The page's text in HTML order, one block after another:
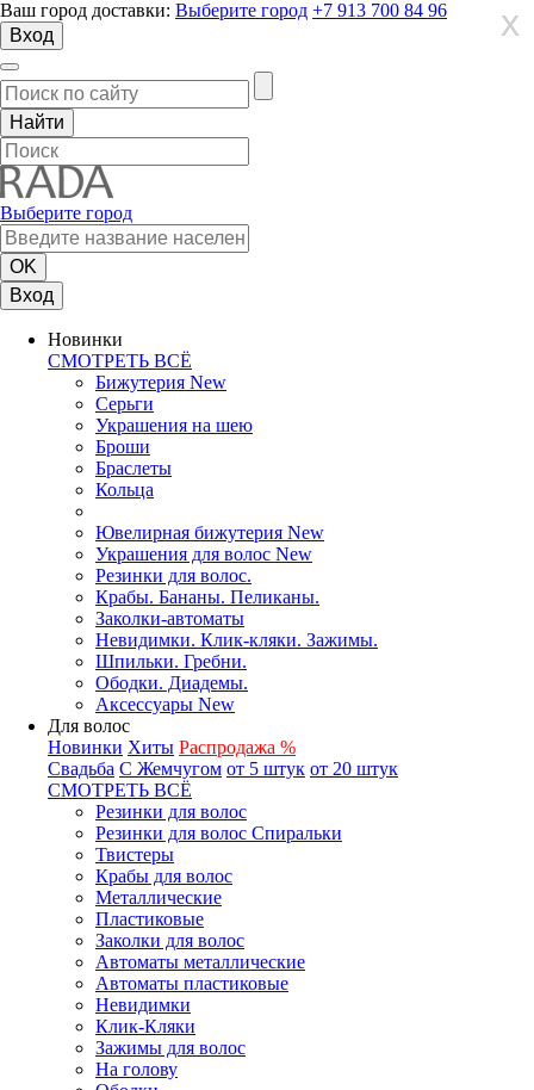
Ваш город доставки: Выберите город +7 913 700 84 96
Вход
Выберите город
Вход
Новинки
СМОТРЕТЬ ВСЁ
Бижутерия New
Серьги
Украшения на шею
Броши
Браслеты
Кольца
Ювелирная бижутерия New
Украшения для волос New
Резинки для волос.
Крабы. Бананы. Пеликаны.
Заколки-автоматы
Невидимки. Клик-кляки. Зажимы.
Шпильки. Гребни.
Ободки. Диадемы.
Аксессуары New
Для волос
Новинки Хиты Распродажа %
Свадьба С Жемчугом от 5 штук от 20 штук
СМОТРЕТЬ ВСЁ
Резинки для волос
Резинки для волос Спиральки
Твистеры
Крабы для волос
Металлические
Пластиковые
Заколки для волос
Автоматы металлические
Автоматы пластиковые
Невидимки
Клик-Кляки
Зажимы для волос
На голову
X
X
X